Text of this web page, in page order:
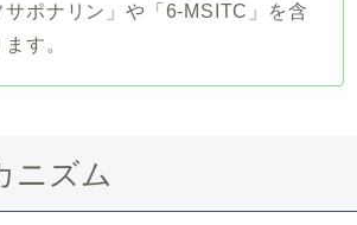
ポナリン」や「6-MSITC」を含
す。
ニズム